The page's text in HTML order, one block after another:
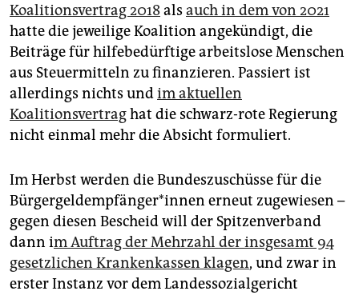
Koalitionsvertrag 2018als auch in dem von 2021
hatte die jeweilige Koalition angekündigt, die
Beiträge für hilfebedürftige arbeitslose Menschen
aus Steuermitteln zu finanzieren. Passiert ist
allerdings nichts undim aktuellen
Koalitionsvertraghat die schwarz-rote Regierung
nicht einmal mehr die Absicht formuliert.
Im Herbst werden die Bundeszuschüsse für die
Bür­ger­geld­emp­fän­ge­r*in­nen erneut zugewiesen –
gegen diesen Bescheid will der Spitzenverband
dann im Auftrag der Mehrzahl der insgesamt 94
gesetzlichen Krankenkassen klagen, und zwar in
erster Instanz vor dem Landessozialgericht